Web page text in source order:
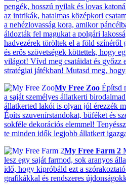
pengék, hosszú nyilak és lovas
az intrikák, hatalmas középkori
a nehézlovasság kora, amikor
áldozták fel magukat a polgári
hadvezérek töröltek el a föld színéről
és erős szövetségek köttettek, hogy
világot! Vívd meg csatáidat és győzz
stratégiai játékban! Mutasd meg,
My Free Zoo Építsd
a saját személyes állatkerti
állatkerted lakói is olyan jól érezzék
Építs szuvenírstandokat, büféket és
sokféle dekorációs elemmel!
te minden idők legjobb állatkert
My Free Farm 2
lesz egy saját farmod, sok aranyos
idő, hogy kipróbáld ezt a
grafikákkal és rendszeres